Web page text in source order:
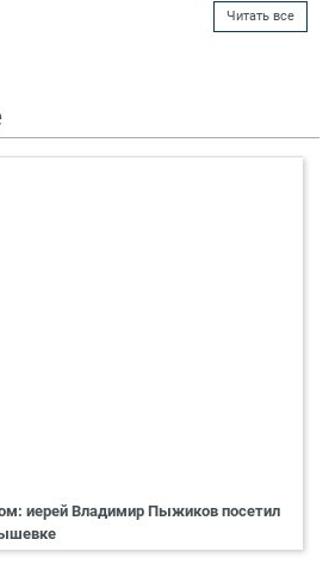
Читать все
иерей Владимир Пыжиков посетил